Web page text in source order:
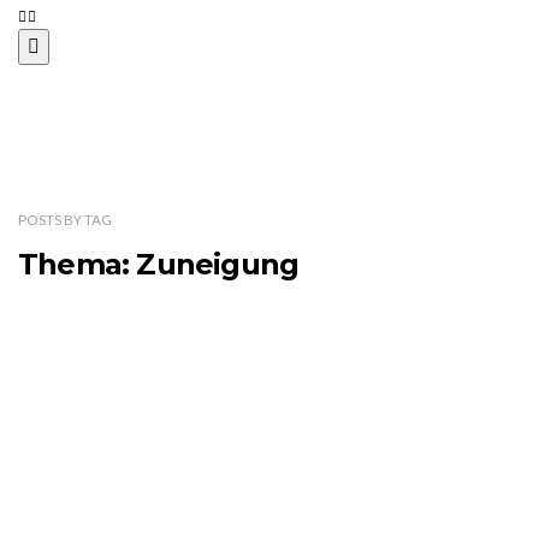
POSTS BYTAG
Thema: Zuneigung